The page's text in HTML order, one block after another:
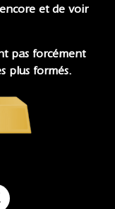
et de voir
pas forcément
plus formés.